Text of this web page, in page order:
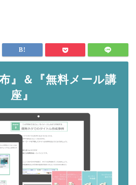
』＆『無料メール講
座』